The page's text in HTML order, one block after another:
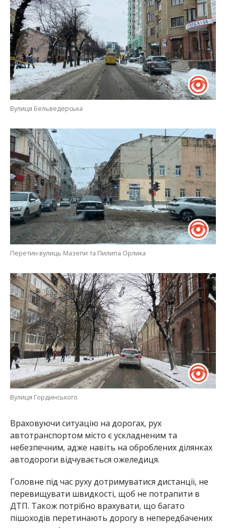
Вулиця Бельведерська
Перетин вулиць Мазепи та Пилипа Орлика
Вулиця Гординського
Враховуючи ситуацію на дорогах, рух
автотранспортом місто є ускладненим та
небезпечним, адже навіть на оброблених ділянках
автодороги відчувається ожеледиця.
Головне під час руху дотримуватися дистанції, не
перевищувати швидкості, щоб не потрапити в
ДТП. Також потрібно врахувати, що багато
пішоходів перетинають дорогу в непередбачених